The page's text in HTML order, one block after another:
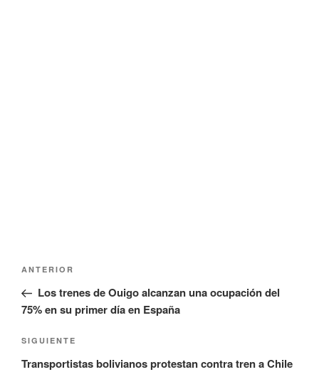
Navegación
entradas
Entrada
anterior:
ANTERIOR
Los trenes de Ouigo alcanzan una ocupación del
75% en su primer día en España
Siguiente
entrada
SIGUIENTE
Transportistas bolivianos protestan contra tren a Chile